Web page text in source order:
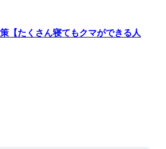
【たくさん寝てもクマができる人